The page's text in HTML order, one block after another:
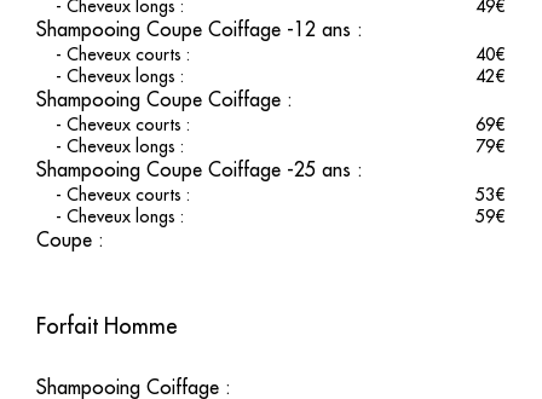
des cheveux brillants et soyeux. Relâchez-vous entre les mains
expertes de notre équipe, pour une expérience sensorielle
inoubliable et un cuir chevelu en pleine santé. Plus de détails sur
notre prestation de spa cheveu se trouvent sur notre site :
spa
cheveux japonais.
Une expérience unique à
chaque visite
Venez découvrir l’art de la coiffure dans un cadre qui célèbre la
beauté et l’expertise. Chaque rendez-vous est une opportunité
d’exception en ligne ou rendre visite à notre salon, l’unique
destination pour des soins capillaires de qualité à Vichy.
- Cheveux longs : 49€
Shampooing Coupe Coiffage -12 ans :
- Cheveux courts : 40€
- Cheveux longs : 42€
Shampooing Coupe Coiffage :
- Cheveux courts : 69€
- Cheveux longs : 79€
Shampooing Coupe Coiffage -25 ans :
- Cheveux courts : 53€
- Cheveux longs : 59€
Coupe :
Forfait Homme
Shampooing Coiffage :